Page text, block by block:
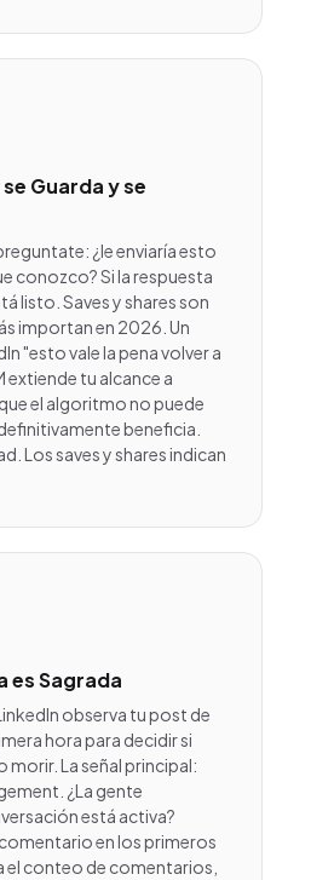
Guarda y se
¿le enviaría esto
conozco? Si la respuesta
listo. Saves y shares son
importan en 2026. Un
"esto vale la pena volver a
extiende tu alcance a
el algoritmo no puede
beneficia.
Los saves y shares indican
es Sagrada
observa tu post de
hora para decidir si
morir. La señal principal:
¿La gente
está activa?
en los primeros
el conteo de comentarios,